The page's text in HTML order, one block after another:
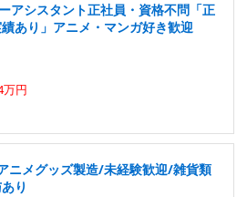
アシスタント正社員・資格不問「正
あり」アニメ・マンガ好き歓迎
万円
ニメグッズ製造/未経験歓迎/雑貨類
り